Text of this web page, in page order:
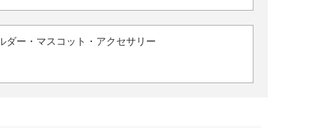
ダー・マスコット・アクセサリー